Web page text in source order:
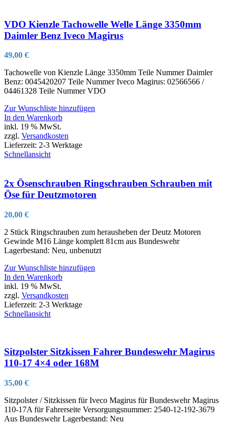
VDO Kienzle Tachowelle Welle Länge 3350mm
Daimler Benz Iveco Magirus
49,00 €
Tachowelle von Kienzle Länge 3350mm Teile Nummer Daimler
Benz: 0045420207 Teile Nummer Iveco Magirus: 02566566 /
04461328 Teile Nummer VDO
Zur Wunschliste hinzufügen
In den Warenkorb
inkl. 19 % MwSt.
zzgl. Versandkosten
Lieferzeit: 2-3 Werktage
Schnellansicht
2x Ösenschrauben Ringschrauben Schrauben mit
Öse für Deutzmotoren
20,00 €
2 Stück Ringschrauben zum herausheben der Deutz Motoren
Gewinde M16 Länge komplett 81cm aus Bundeswehr
Lagerbestand: Neu, unbenutzt
Zur Wunschliste hinzufügen
In den Warenkorb
inkl. 19 % MwSt.
zzgl. Versandkosten
Lieferzeit: 2-3 Werktage
Schnellansicht
Sitzpolster Sitzkissen Fahrer Bundeswehr Magirus
110-17 4×4 oder 168M
35,00 €
Sitzpolster / Sitzkissen für Iveco Magirus für Bundeswehr Magirus
110-17A für Fahrerseite Versorgungsnummer: 2540-12-192-3679
Aus Bundeswehr Lagerbestand: Neu